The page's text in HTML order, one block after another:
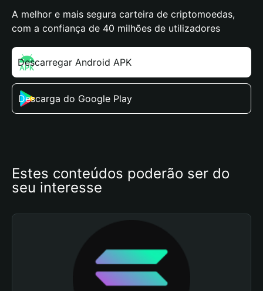
A melhor e mais segura carteira de criptomoedas,
com a confiança de 40 milhões de utilizadores
Descarregar Android APK
Descarga do Google Play
Estes conteúdos poderão ser do
seu interesse